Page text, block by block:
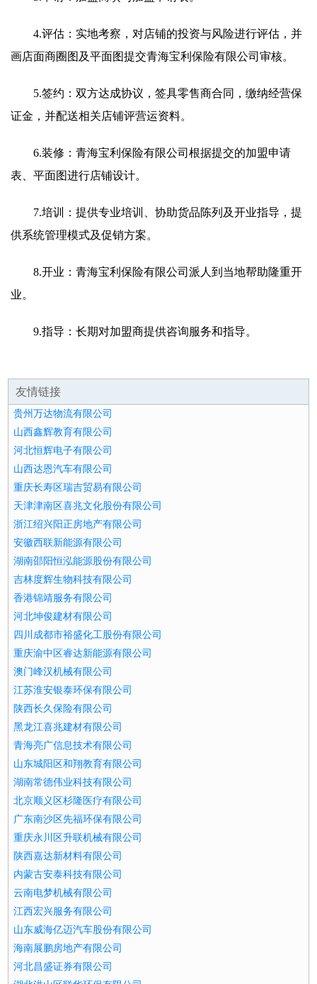
4.评估：实地考察，对店铺的投资与风险进行评估，并
画店面商圈图及平面图提交青海宝利保险有限公司审核。
5.签约：双方达成协议，签具零售商合同，缴纳经营保
证金，并配送相关店铺评营运资料。
6.装修：青海宝利保险有限公司根据提交的加盟申请
表、平面图进行店铺设计。
7.培训：提供专业培训、协助货品陈列及开业指导，提
供系统管理模式及促销方案。
8.开业：青海宝利保险有限公司派人到当地帮助隆重开
业。
9.指导：长期对加盟商提供咨询服务和指导。
友情链接
贵州万达物流有限公司
山西鑫辉教育有限公司
河北恒辉电子有限公司
山西达恩汽车有限公司
重庆长寿区瑞吉贸易有限公司
天津津南区喜兆文化股份有限公司
浙江绍兴阳正房地产有限公司
安徽西联新能源有限公司
湖南邵阳恒泓能源股份有限公司
吉林度辉生物科技有限公司
香港锦靖服务有限公司
河北坤俊建材有限公司
四川成都市裕盛化工股份有限公司
重庆渝中区睿达新能源有限公司
澳门峰汉机械有限公司
江苏淮安银泰环保有限公司
陕西长久保险有限公司
黑龙江喜兆建材有限公司
青海亮广信息技术有限公司
山东城阳区和翔教育有限公司
湖南常德伟业科技有限公司
北京顺义区杉隆医疗有限公司
广东南沙区先福环保有限公司
重庆永川区升联机械有限公司
陕西嘉达新材料有限公司
内蒙古安泰科技有限公司
云南电梦机械有限公司
江西宏兴服务有限公司
山东威海亿迈汽车股份有限公司
海南展鹏房地产有限公司
河北昌盛证券有限公司